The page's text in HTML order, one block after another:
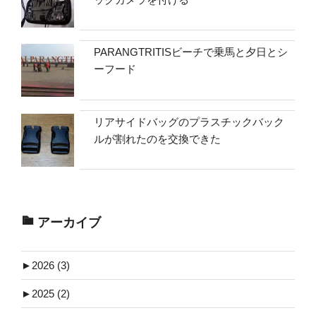
PARANGTRITISビーチで乗馬と夕日とシ
ーフード
リアサイドバッグのプラスチックバック
ルが割れたのを交換できた
アーカイブ
► 2026 (3)
► 2025 (2)